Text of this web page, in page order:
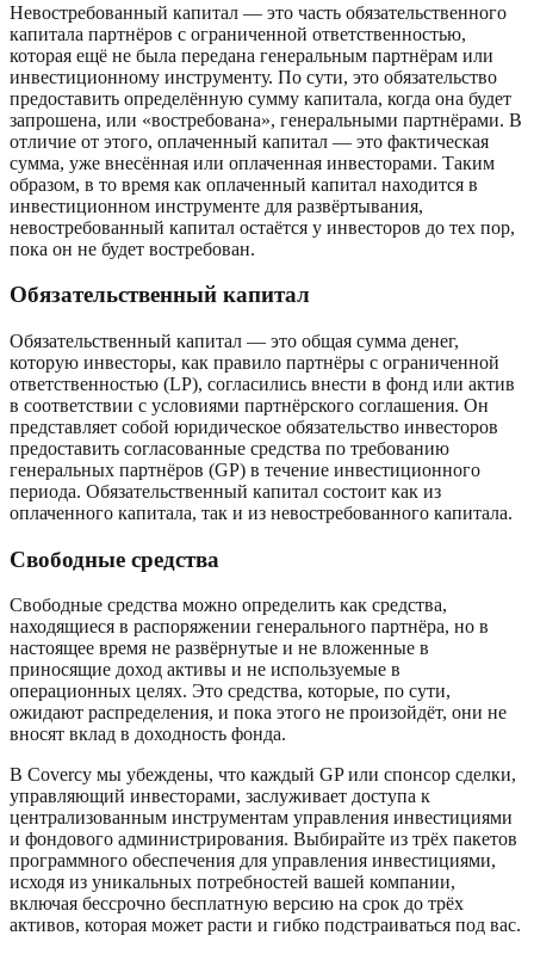
Невостребованный капитал — это часть обязательственного
капитала партнёров с ограниченной ответственностью,
которая ещё не была передана генеральным партнёрам или
инвестиционному инструменту. По сути, это обязательство
предоставить определённую сумму капитала, когда она будет
запрошена, или «востребована», генеральными партнёрами. В
отличие от этого, оплаченный капитал — это фактическая
сумма, уже внесённая или оплаченная инвесторами. Таким
образом, в то время как оплаченный капитал находится в
инвестиционном инструменте для развёртывания,
невостребованный капитал остаётся у инвесторов до тех пор,
пока он не будет востребован.
Обязательственный капитал
Обязательственный капитал — это общая сумма денег,
которую инвесторы, как правило партнёры с ограниченной
ответственностью (LP), согласились внести в фонд или актив
в соответствии с условиями партнёрского соглашения. Он
представляет собой юридическое обязательство инвесторов
предоставить согласованные средства по требованию
генеральных партнёров (GP) в течение инвестиционного
периода. Обязательственный капитал состоит как из
оплаченного капитала, так и из невостребованного капитала.
Свободные средства
Свободные средства можно определить как средства,
находящиеся в распоряжении генерального партнёра, но в
настоящее время не развёрнутые и не вложенные в
приносящие доход активы и не используемые в
операционных целях. Это средства, которые, по сути,
ожидают распределения, и пока этого не произойдёт, они не
вносят вклад в доходность фонда.
В Covercy мы убеждены, что каждый GP или спонсор сделки,
управляющий инвесторами, заслуживает доступа к
централизованным инструментам управления инвестициями
и фондового администрирования. Выбирайте из трёх пакетов
программного обеспечения для управления инвестициями,
исходя из уникальных потребностей вашей компании,
включая бессрочно бесплатную версию на срок до трёх
активов, которая может расти и гибко подстраиваться под вас.